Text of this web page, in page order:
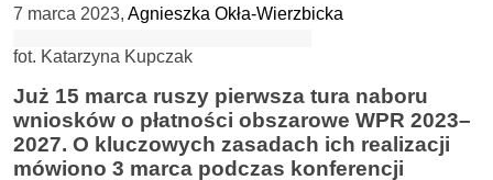
7 marca 2023, Agnieszka Okła-Wierzbicka
fot. Katarzyna Kupczak
Już 15 marca ruszy pierwsza tura naboru
wniosków o płatności obszarowe WPR 2023–
2027. O kluczowych zasadach ich realizacji
mówiono 3 marca podczas konferencji